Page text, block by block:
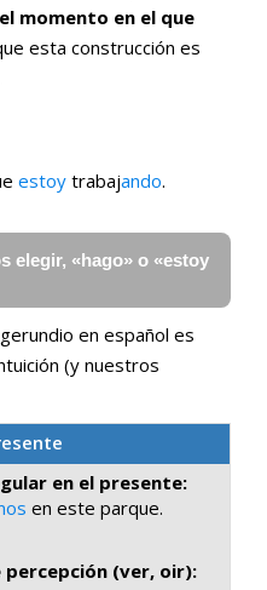
momento en el que
esta construcción es
estoy trabajando.
elegir, «hago» o «estoy
en español es
(y nuestros
en el presente:
en este parque.
percepción (ver, oir):